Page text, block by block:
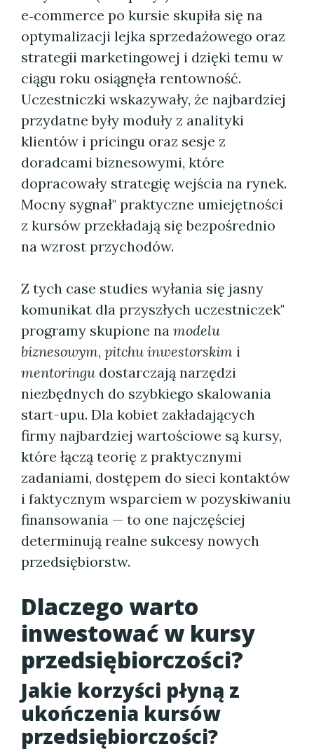
e‑commerce po kursie skupiła się na
optymalizacji lejka sprzedażowego oraz
strategii marketingowej i dzięki temu w
ciągu roku osiągnęła rentowność.
Uczestniczki wskazywały, że najbardziej
przydatne były moduły z analityki
klientów i pricingu oraz sesje z
doradcami biznesowymi, które
dopracowały strategię wejścia na rynek.
Mocny sygnał" praktyczne umiejętności
z kursów przekładają się bezpośrednio
na wzrost przychodów.
Z tych case studies wyłania się jasny
komunikat dla przyszłych uczestniczek"
programy skupione na modelu
biznesowym, pitchu inwestorskim i
mentoringu dostarczają narzędzi
niezbędnych do szybkiego skalowania
start-upu. Dla kobiet zakładających
firmy najbardziej wartościowe są kursy,
które łączą teorię z praktycznymi
zadaniami, dostępem do sieci kontaktów
i faktycznym wsparciem w pozyskiwaniu
finansowania — to one najczęściej
determinują realne sukcesy nowych
przedsiębiorstw.
Dlaczego warto
inwestować w kursy
przedsiębiorczości?
Jakie korzyści płyną z
ukończenia kursów
przedsiębiorczości?